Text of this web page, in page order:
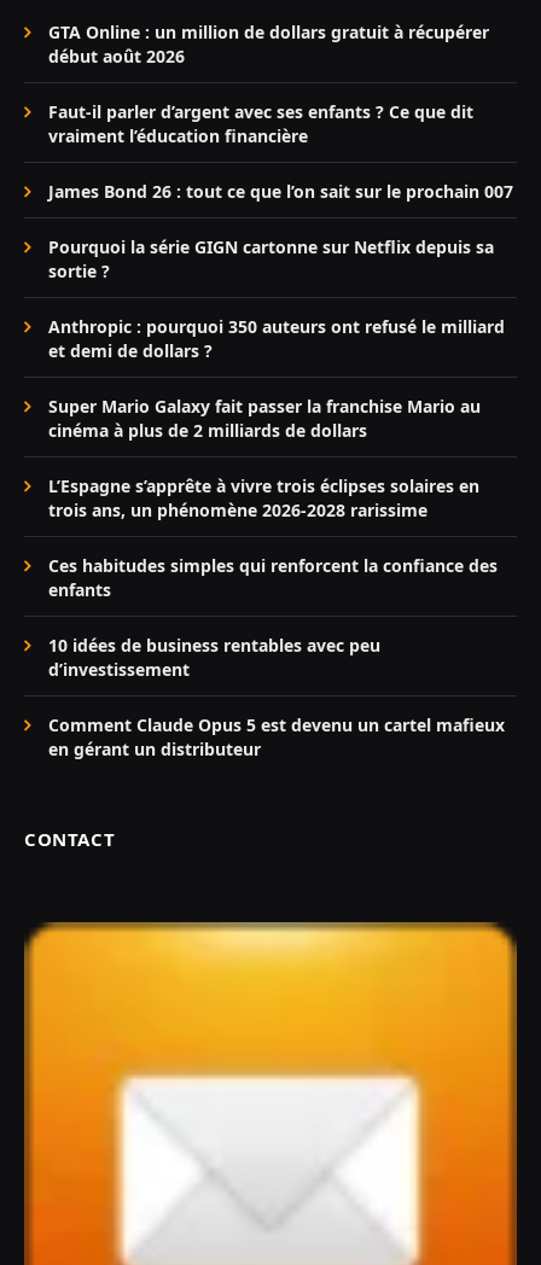
GTA Online : un million de dollars gratuit à récupérer
début août 2026
Faut-il parler d’argent avec ses enfants ? Ce que dit
vraiment l’éducation financière
James Bond 26 : tout ce que l’on sait sur le prochain 007
Pourquoi la série GIGN cartonne sur Netflix depuis sa
sortie ?
Anthropic : pourquoi 350 auteurs ont refusé le milliard
et demi de dollars ?
Super Mario Galaxy fait passer la franchise Mario au
cinéma à plus de 2 milliards de dollars
L’Espagne s’apprête à vivre trois éclipses solaires en
trois ans, un phénomène 2026-2028 rarissime
Ces habitudes simples qui renforcent la confiance des
enfants
10 idées de business rentables avec peu
d’investissement
Comment Claude Opus 5 est devenu un cartel mafieux
en gérant un distributeur
CONTACT